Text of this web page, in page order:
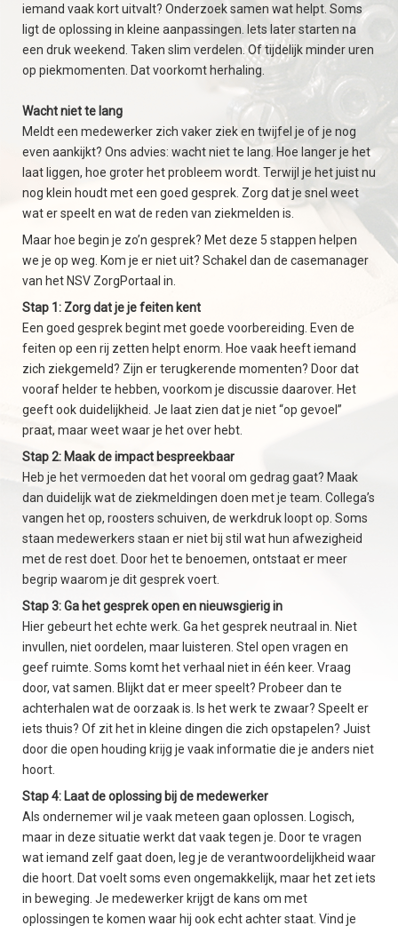
iemand vaak kort uitvalt? Onderzoek samen wat helpt. Soms
ligt de oplossing in kleine aanpassingen. Iets later starten na
een druk weekend. Taken slim verdelen. Of tijdelijk minder uren
op piekmomenten. Dat voorkomt herhaling.
Wacht niet te lang
Meldt een medewerker zich vaker ziek en twijfel je of je nog
even aankijkt? Ons advies: wacht niet te lang. Hoe langer je het
laat liggen, hoe groter het probleem wordt. Terwijl je het juist nu
nog klein houdt met een goed gesprek. Zorg dat je snel weet
wat er speelt en wat de reden van ziekmelden is.
Maar hoe begin je zo’n gesprek? Met deze 5 stappen helpen
we je op weg. Kom je er niet uit? Schakel dan de casemanager
van het NSV ZorgPortaal in.
Stap 1: Zorg dat je je feiten kent
Een goed gesprek begint met goede voorbereiding. Even de
feiten op een rij zetten helpt enorm. Hoe vaak heeft iemand
zich ziekgemeld? Zijn er terugkerende momenten? Door dat
vooraf helder te hebben, voorkom je discussie daarover. Het
geeft ook duidelijkheid. Je laat zien dat je niet “op gevoel”
praat, maar weet waar je het over hebt.
Stap 2: Maak de impact bespreekbaar
Heb je het vermoeden dat het vooral om gedrag gaat? Maak
dan duidelijk wat de ziekmeldingen doen met je team. Collega’s
vangen het op, roosters schuiven, de werkdruk loopt op. Soms
staan medewerkers staan er niet bij stil wat hun afwezigheid
met de rest doet. Door het te benoemen, ontstaat er meer
begrip waarom je dit gesprek voert.
Stap 3: Ga het gesprek open en nieuwsgierig in
Hier gebeurt het echte werk. Ga het gesprek neutraal in. Niet
invullen, niet oordelen, maar luisteren. Stel open vragen en
geef ruimte. Soms komt het verhaal niet in één keer. Vraag
door, vat samen. Blijkt dat er meer speelt? Probeer dan te
achterhalen wat de oorzaak is. Is het werk te zwaar? Speelt er
iets thuis? Of zit het in kleine dingen die zich opstapelen? Juist
door die open houding krijg je vaak informatie die je anders niet
hoort.
Stap 4: Laat de oplossing bij de medewerker
Als ondernemer wil je vaak meteen gaan oplossen. Logisch,
maar in deze situatie werkt dat vaak tegen je. Door te vragen
wat iemand zelf gaat doen, leg je de verantwoordelijkheid waar
die hoort. Dat voelt soms even ongemakkelijk, maar het zet iets
in beweging. Je medewerker krijgt de kans om met
oplossingen te komen waar hij ook echt achter staat. Vind je